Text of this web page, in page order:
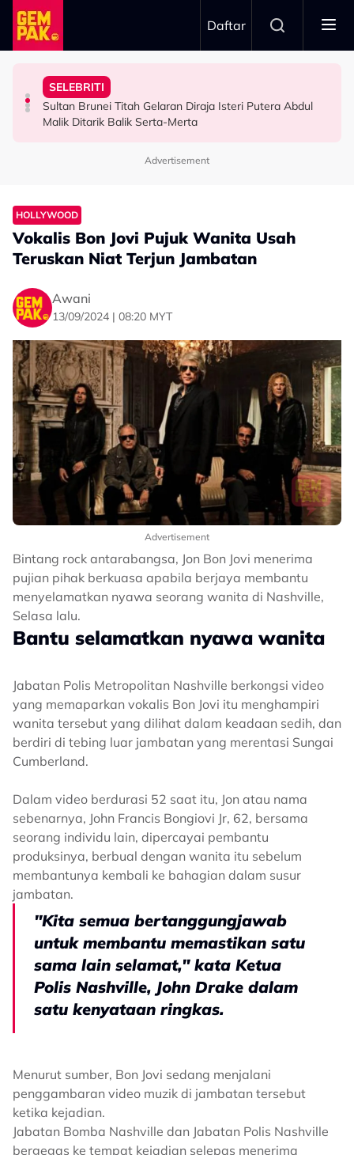
Skip to main content
Daftar
VIRAL
Netizen Puji Ketulusan Masjid Raja Bendahara Tengku
Badar Shah Papar Jumlah Kutipan Derma - “Setiap
SELEBRITI
Sultan Brunei Titah Gelaran Diraja Isteri Putera Abdul
Malik Ditarik Balik Serta-Merta
HIBURAN
Dari Angan-Angan Jadi Drama, Mira Filzah Kongsi
Inspirasi Di Sebalik Drama ‘Wish List’
HIBURAN
“Saya Memang Suka Gaya Streetwear…” - Ezaidi Aziz
Advertisement
HOLLYWOOD
Vokalis Bon Jovi Pujuk Wanita Usah
Teruskan Niat Terjun Jambatan
Awani
13/09/2024 | 08:20 MYT
Advertisement
Bintang rock antarabangsa, Jon Bon Jovi menerima
pujian pihak berkuasa apabila berjaya membantu
menyelamatkan nyawa seorang wanita di Nashville,
Selasa lalu.
Bantu selamatkan nyawa wanita
Jabatan Polis Metropolitan Nashville berkongsi video
yang memaparkan vokalis Bon Jovi itu menghampiri
wanita tersebut yang dilihat dalam keadaan sedih, dan
berdiri di tebing luar jambatan yang merentasi Sungai
Cumberland.
Dalam video berdurasi 52 saat itu, Jon atau nama
sebenarnya, John Francis Bongiovi Jr, 62, bersama
seorang individu lain, dipercayai pembantu
produksinya, berbual dengan wanita itu sebelum
membantunya kembali ke bahagian dalam susur
jambatan.
"Kita semua bertanggungjawab
untuk membantu memastikan satu
sama lain selamat," kata Ketua
Polis Nashville, John Drake dalam
satu kenyataan ringkas.
Menurut sumber, Bon Jovi sedang menjalani
penggambaran video muzik di jambatan tersebut
ketika kejadian.
Jabatan Bomba Nashville dan Jabatan Polis Nashville
bergegas ke tempat kejadian selepas menerima